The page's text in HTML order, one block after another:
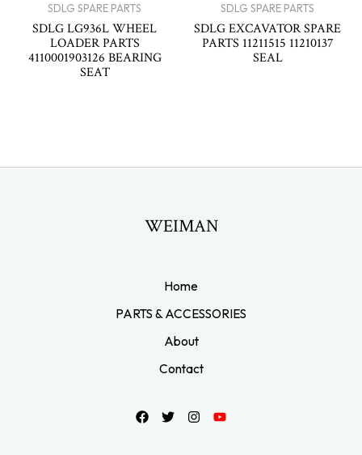
SDLG SPARE PARTS
SDLG LG936L WHEEL
LOADER PARTS
4110001903126 BEARING
SEAT
SDLG SPARE PARTS
SDLG EXCAVATOR SPARE
PARTS 11211515 11210137
SEAL
WEIMAN
Home
PARTS & ACCESSORIES
About
Contact